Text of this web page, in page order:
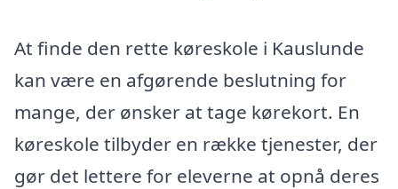
At finde den rette køreskole i Kauslunde
kan være en afgørende beslutning for
mange, der ønsker at tage kørekort. En
køreskole tilbyder en række tjenester, der
gør det lettere for eleverne at opnå deres